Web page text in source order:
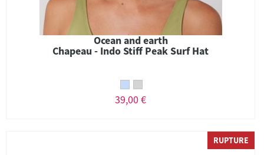
Ocean and earth
Chapeau - Indo Stiff Peak Surf Hat
39,00 €
RUPTURE